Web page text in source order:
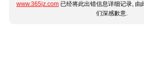
www.365jz.com 已经将此出错信息详细记录, 由
们深感歉意.